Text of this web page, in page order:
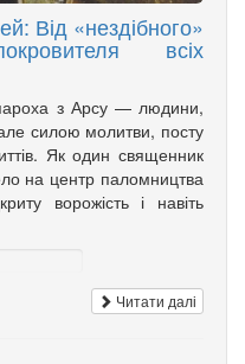
Від «нездібного»
всіх
з Арсу — людини,
силою молитви, посту
Як один священник
на центр паломництва
ворожість і навіть
Читати далі